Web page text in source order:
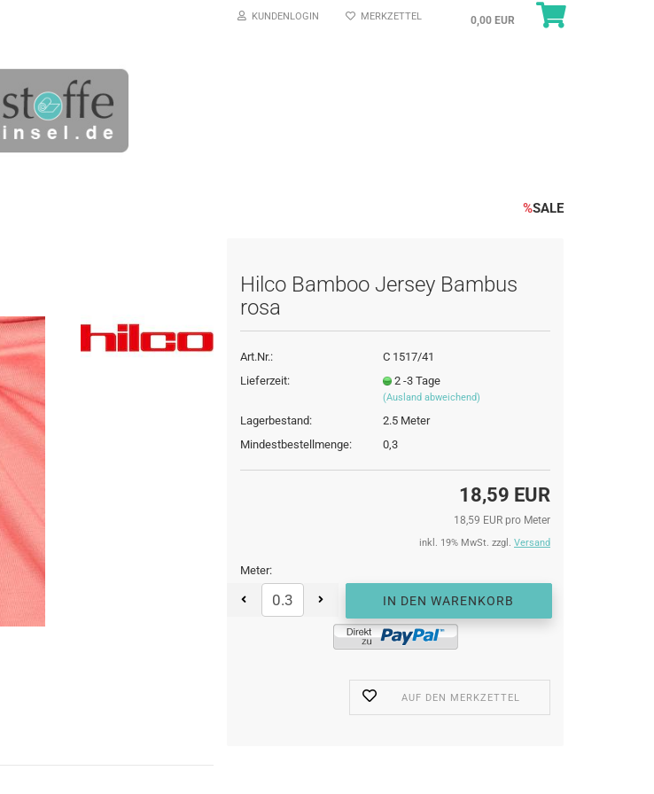
KUNDENLOGIN MERKZETTEL 0,00 EUR
%SALE
Hilco Bamboo Jersey Bambus
rosa
Art.Nr.:
C 1517/41
Lieferzeit:
2 -3 Tage
(Ausland abweichend)
Lagerbestand: 2.5 Meter
Mindestbestellmenge:
0,3
18,59 EUR
18,59 EUR pro Meter
inkl. 19% MwSt. zzgl. Versand
Meter:
Meter
AUF DEN MERKZETTEL